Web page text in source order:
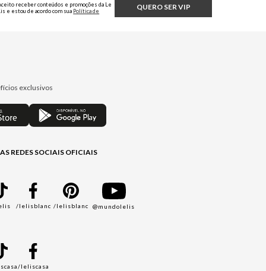
QUERO SER VIP
receber conteúdos e promoções da Le
e estou de acordo com sua Política de
exclusivos
REDES SOCIAIS OFICIAIS
/lelisblanc /lelisblanc @mundolelis
/leliscasa